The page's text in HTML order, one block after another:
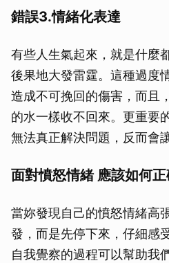
錯誤3.情緒化表達
有些人生氣起來，就是什麼
後果地大發雷霆。這種過度
造成不可挽回的傷害，而且
的水一樣收不回來。更重要
無法真正解決問題，反而會
面對憤怒情緒 應該如何正
當妳發現自己的憤怒情緒高
發，而是先停下來，仔細感
自我覺察的過程可以幫助我